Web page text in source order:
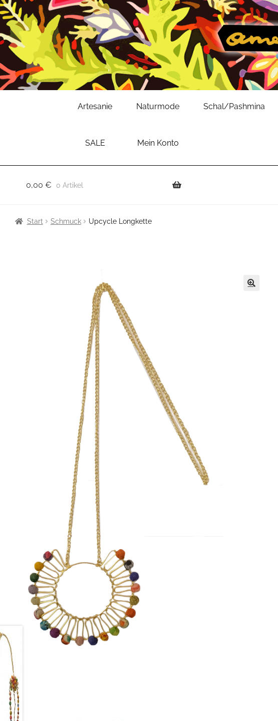
Artesanie Naturmode Schal/Pashmina
SALE Mein Konto
0,00 € 0 Artikel
Start Schmuck Upcycle Longkette